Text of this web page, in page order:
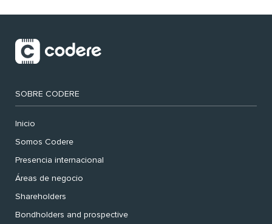
SOBRE CODERE
Inicio
Somos Codere
Presencia internacional
Áreas de negocio
Shareholders
Bondholders and prospective